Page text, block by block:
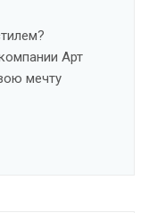
Арт
мечту